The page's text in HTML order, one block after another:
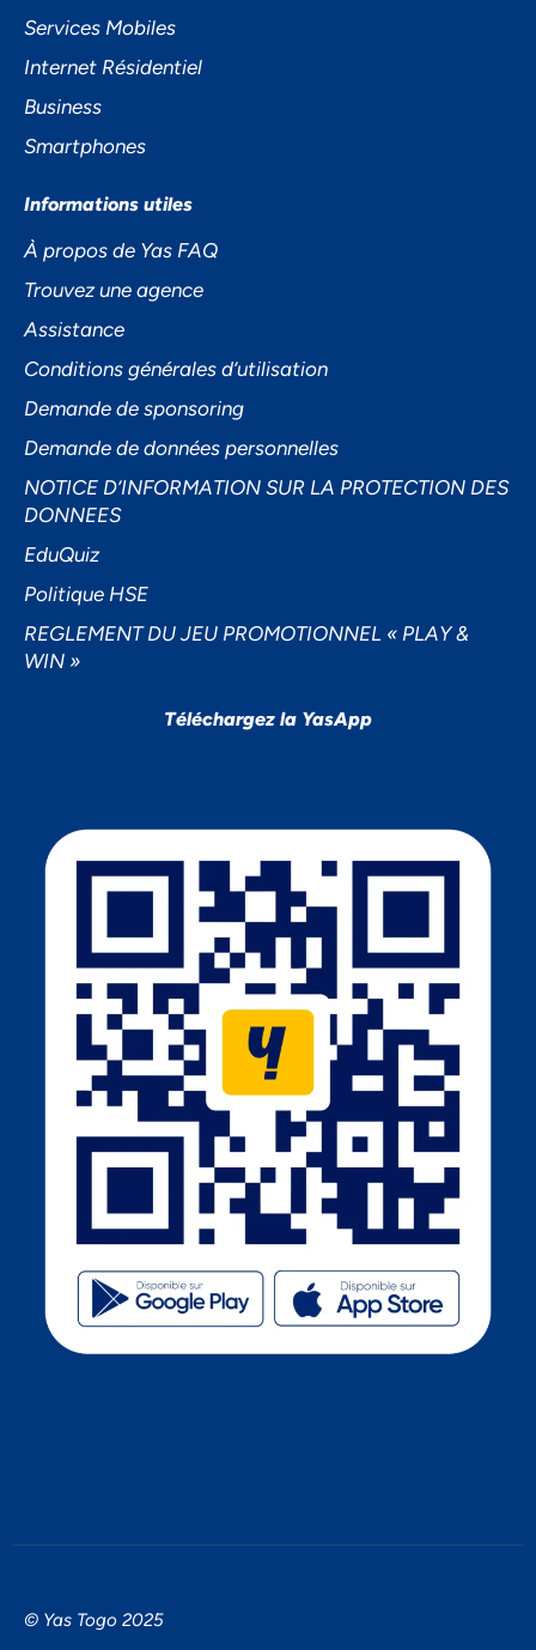
Services Mobiles
Internet Résidentiel
Business
Smartphones
Informations utiles
À propos de Yas FAQ
Trouvez une agence
Assistance
Conditions générales d’utilisation
Demande de sponsoring
Demande de données personnelles
NOTICE D’INFORMATION SUR LA PROTECTION DES
DONNEES
EduQuiz
Politique HSE
REGLEMENT DU JEU PROMOTIONNEL « PLAY &
WIN »
Téléchargez la YasApp
© Yas Togo 2025